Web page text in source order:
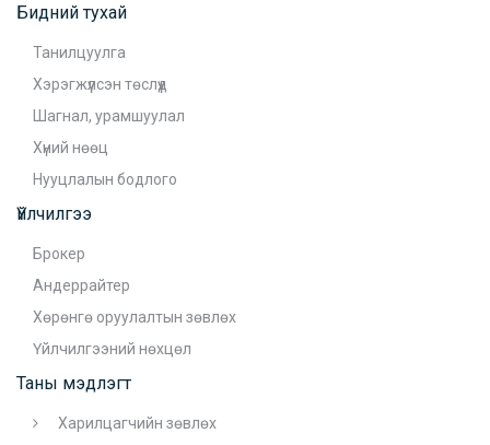
Бидний тухай
Танилцуулга
Хэрэгжүүлсэн төслүүд
Шагнал, урамшуулал
Хүний нөөц
Нууцлалын бодлого
Үйлчилгээ
Брокер
Андеррайтер
Хөрөнгө оруулалтын зөвлөх
Үйлчилгээний нөхцөл
Таны мэдлэгт
Харилцагчийн зөвлөх